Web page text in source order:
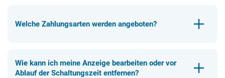
Welche Zahlungsarten werden angeboten?
Wie kann ich meine Anzeige bearbeiten oder vor
Ablauf der Schaltungszeit entfernen?